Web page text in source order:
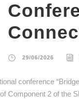
29/06/2026
conference
Component 2 of the